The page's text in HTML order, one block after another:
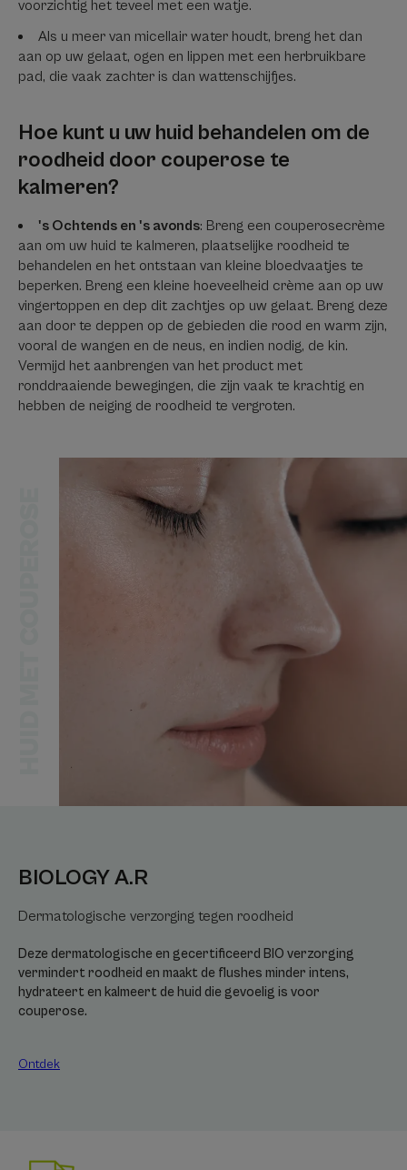
voorzichtig het teveel met een watje.
Als u meer van micellair water houdt, breng het dan
aan op uw gelaat, ogen en lippen met een herbruikbare
pad, die vaak zachter is dan wattenschijfjes.
Hoe kunt u uw huid behandelen om de
roodheid door couperose te
kalmeren?
's Ochtends en 's avonds: Breng een couperosecrème
aan om uw huid te kalmeren, plaatselijke roodheid te
behandelen en het ontstaan van kleine bloedvaatjes te
beperken. Breng een kleine hoeveelheid crème aan op uw
vingertoppen en dep dit zachtjes op uw gelaat. Breng deze
aan door te deppen op de gebieden die rood en warm zijn,
vooral de wangen en de neus, en indien nodig, de kin.
Vermijd het aanbrengen van het product met
ronddraaiende bewegingen, die zijn vaak te krachtig en
hebben de neiging de roodheid te vergroten.
BIOLOGY A.R
Dermatologische verzorging tegen roodheid
Deze dermatologische en gecertificeerd BIO verzorging
vermindert roodheid en maakt de flushes minder intens,
hydrateert en kalmeert de huid die gevoelig is voor
couperose.
Ontdek